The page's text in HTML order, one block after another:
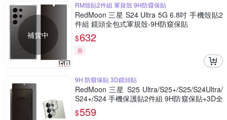
補貨中
RM殼貼2件組 軍規殼 9H防窺保貼
RedMoon 三星 S24 Ultra 5G 6.8吋 手機殼貼2
件組 鏡頭全包式軍規殼-9H防窺保貼
$632
券
9H 防窺保貼 3D鏡頭貼
RedMoon 三星 S25 Ultra/S25+/S25/S24Ultra/
S24+/S24 手機保護貼2件組 9H防窺保貼+3D全
包鏡頭貼
$559